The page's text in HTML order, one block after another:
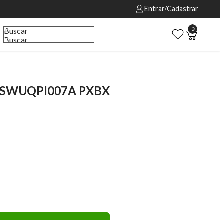
Entrar/Cadastrar
Buscar
Buscar
0
PXBX